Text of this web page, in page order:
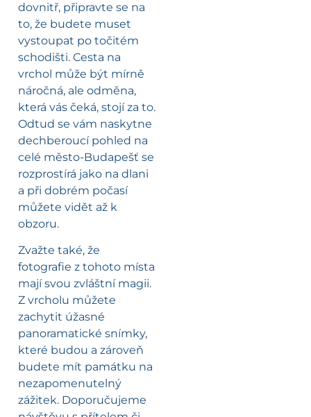
dovnitř, připravte se na
to, že budete muset
vystoupat po točitém
schodišti. Cesta na
vrchol může být mírně
náročná, ale odměna,
která vás čeká, stojí za to.
Odtud se vám naskytne
dechberoucí pohled na
celé město-Budapešť se
rozprostírá jako na dlani
a při dobrém počasí
můžete vidět až k
obzoru.
Zvažte také, že
fotografie z tohoto místa
mají svou zvláštní magii.
Z vrcholu můžete
zachytit úžasné
panoramatické snímky,
které budou a zároveň
budete mít památku na
nezapomenutelný
zážitek. Doporučujeme